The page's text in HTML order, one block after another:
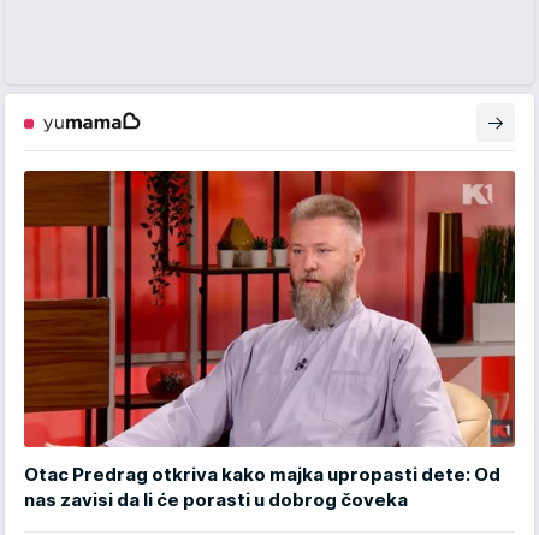
Otac Predrag otkriva kako majka upropasti dete: Od
nas zavisi da li će porasti u dobrog čoveka